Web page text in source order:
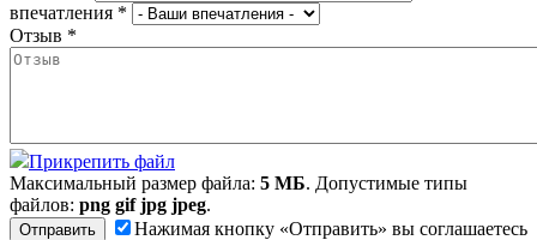
впечатления *
Отзыв *
Прикрепить файл
Максимальный размер файла: 5 МБ. Допустимые типы
файлов: png gif jpg jpeg.
Нажимая кнопку «Отправить» вы соглашаетесь